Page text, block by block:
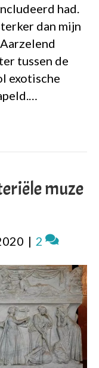
had.
dan mijn
tussen de
exotische
muze
| 2